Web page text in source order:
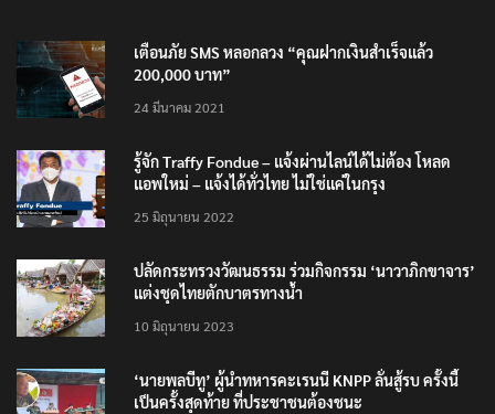
เตือนภัย SMS หลอกลวง “คุณฝากเงินสำเร็จแล้ว
200,000 บาท”
24 มีนาคม 2021
รู้จัก Traffy Fondue – แจ้งผ่านไลน์ได้ไม่ต้อง โหลด
แอพใหม่ – แจ้งได้ทั่วไทย ไม่ใช่แค่ในกรุง
25 มิถุนายน 2022
ปลัดกระทรวงวัฒนธรรม ร่วมกิจกรรม ‘นาวาภิกขาจาร’
แต่งชุดไทยตักบาตรทางน้ำ
10 มิถุนายน 2023
‘นายพลบีทู’ ผู้นำทหารคะเรนนี KNPP ลั่นสู้รบ ครั้งนี้
เป็นครั้งสุดท้าย ที่ประชาชนต้องชนะ